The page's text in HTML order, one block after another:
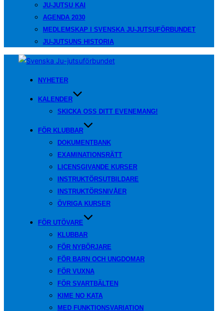
JU-JUTSU KAI
AGENDA 2030
MEDLEMSKAP I SVENSKA JU-JUTSUFÖRBUNDET
JU-JUTSUNS HISTORIA
Hoppa
NYHETER
KALENDER
SKICKA OSS DITT EVENEMANG!
FÖR KLUBBAR
DOKUMENTBANK
EXAMINATIONSRÄTT
LICENSGIVANDE KURSER
INSTRUKTÖRSUTBILDARE
INSTRUKTÖRSNIVÅER
ÖVRIGA KURSER
FÖR UTÖVARE
KLUBBAR
FÖR NYBÖRJARE
FÖR BARN OCH UNGDOMAR
FÖR VUXNA
FÖR SVARTBÄLTEN
KIME NO KATA
MED FUNKTIONSVARIATION